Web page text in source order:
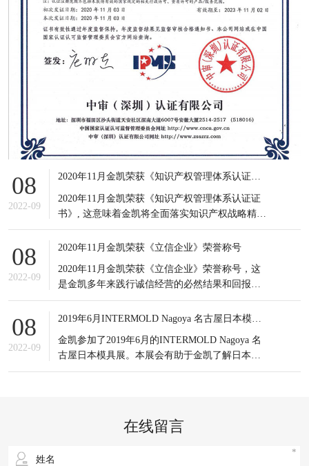
08
2022-09
2020年11月金凯荣获《知识产权管理体系认证证书》
2020年11月金凯荣获《知识产权管理体系认证证
书》, 这意味着金凯将全面落实知识产权战略精
神，积极应对知识产权竞争态势，有效提高知识
产权对企业经营发展的贡献水平。
08
2022-09
2020年11月金凯荣获《立信企业》荣誉称号
2020年11月金凯荣获《立信企业》荣誉称号，这
是金凯多年来践行诚信经营的必然结果和回报，
更是金凯所有员工的共同荣耀，可谓实至名归。
信誉是企业之基，生存之本，是企业最宝贵的无
08
2022-09
2019年6月INTERMOLD Nagoya 名古屋日本模具展
金凯参加了2019年6月的INTERMOLD Nagoya 名
古屋日本模具展。本展会有助于金凯了解日本当
前新的市场发展情况以及设备制造商的产品更新
研发等方面的综合实力。
在线留言